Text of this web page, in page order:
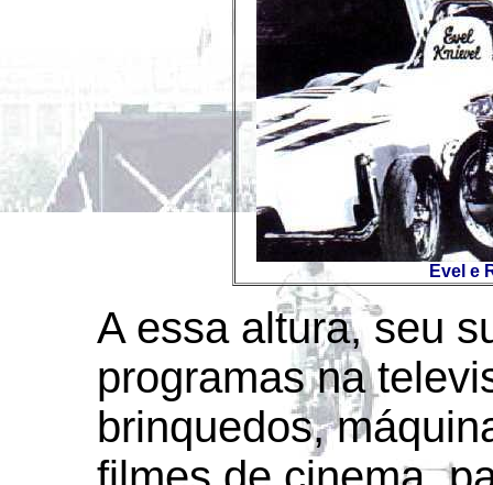
Evel e
A essa altura, seu
programas na
brinquedos,